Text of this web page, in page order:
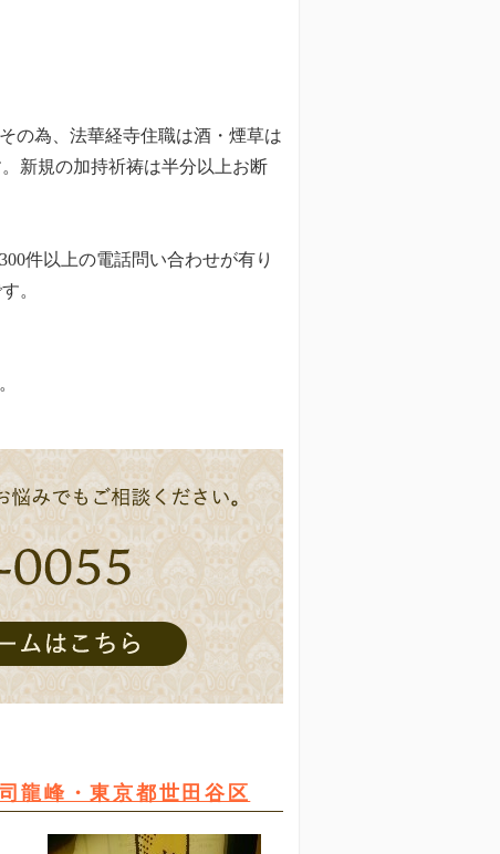
の為、法華経寺住職は酒・煙草は
新規の加持祈祷は半分以上お断
件以上の電話問い合わせが有り
。
龍峰・東京都世田谷区